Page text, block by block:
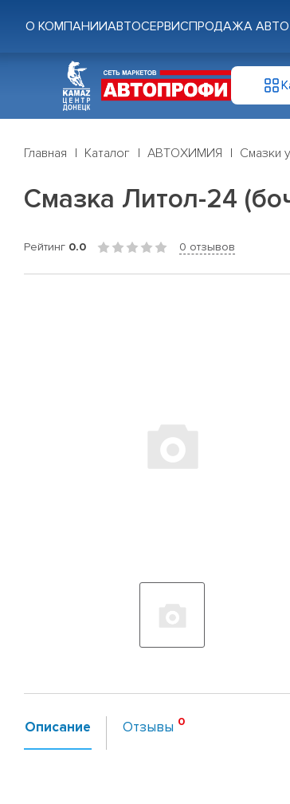
О КОМПАНИИАВТОСЕРВИСПРОДАЖА АВТО
Главная Каталог АВТОХИМИЯ Смазки
Смазка Литол-24
Рейтинг 0.0 0 отзывов
Описание Отзывы